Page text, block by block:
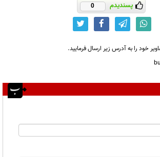
پسندیدم 0
خود را به آدرس زیر ارسال فرمایید.